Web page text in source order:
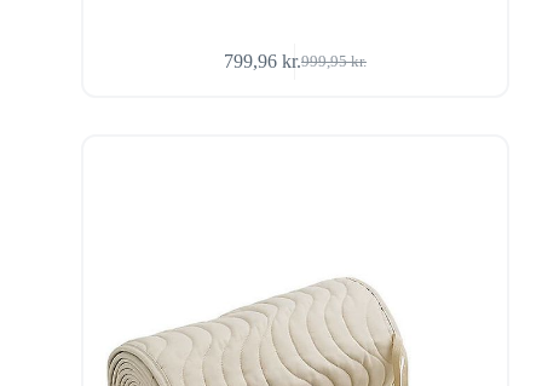
999,95kr.
Den
799,96 kr.Den